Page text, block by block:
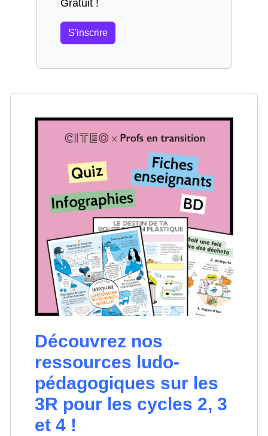
Gratuit !
S'inscrire
Découvrez nos
ressources ludo-
pédagogiques sur les
3R pour les cycles 2, 3
et 4 !